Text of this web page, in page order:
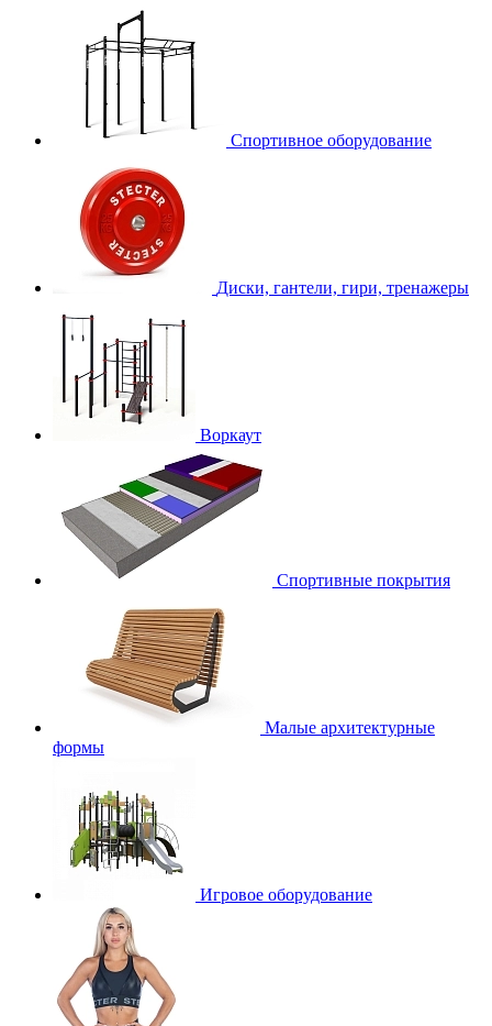
Спортивное оборудование
Диски, гантели, гири, тренажеры
Воркаут
Спортивные покрытия
Малые архитектурные
формы
Игровое оборудование